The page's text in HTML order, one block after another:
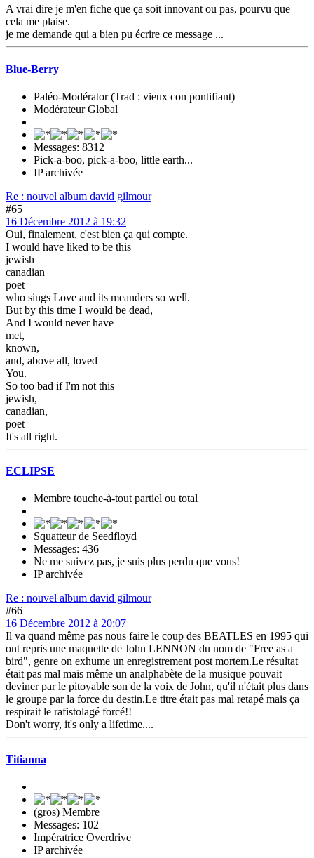
A vrai dire je m'en fiche que ça soit innovant ou pas, pourvu que
cela me plaise.
je me demande qui a bien pu écrire ce message ...
Blue-Berry
Paléo-Modérator (Trad : vieux con pontifiant)
Modérateur Global
Messages: 8312
Pick-a-boo, pick-a-boo, little earth...
IP archivée
Re : nouvel album david gilmour
#65
16 Décembre 2012 à 19:32
Oui, finalement, c'est bien ça qui compte.
I would have liked to be this
jewish
canadian
poet
who sings Love and its meanders so well.
But by this time I would be dead,
And I would never have
met,
known,
and, above all, loved
You.
So too bad if I'm not this
jewish,
canadian,
poet
It's all right.
ECLIPSE
Membre touche-à-tout partiel ou total
Squatteur de Seedfloyd
Messages: 436
Ne me suivez pas, je suis plus perdu que vous!
IP archivée
Re : nouvel album david gilmour
#66
16 Décembre 2012 à 20:07
Il va quand même pas nous faire le coup des BEATLES en 1995 qui
ont repris une maquette de John LENNON du nom de "Free as a
bird", genre on exhume un enregistrement post mortem.Le résultat
était pas mal mais même un analphabète de la musique pouvait
deviner par le pitoyable son de la voix de John, qu'il n'était plus dans
le groupe par la force du destin.Le titre était pas mal retapé mais ça
respirait le rafistolagé forcé!!
Don't worry, it's only a lifetime....
Titianna
(gros) Membre
Messages: 102
Impératrice Overdrive
IP archivée